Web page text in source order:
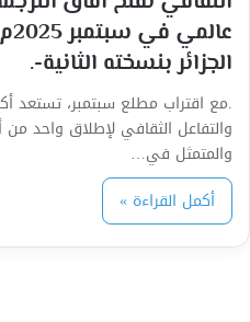
الجزائر بنسخته الثانية-.
.مع اقتراب مطلع سبتمبر، تستعد
والتفاعل الثقافي لإطلاق واحد من
والمتمثل في…
أكمل القراءة »